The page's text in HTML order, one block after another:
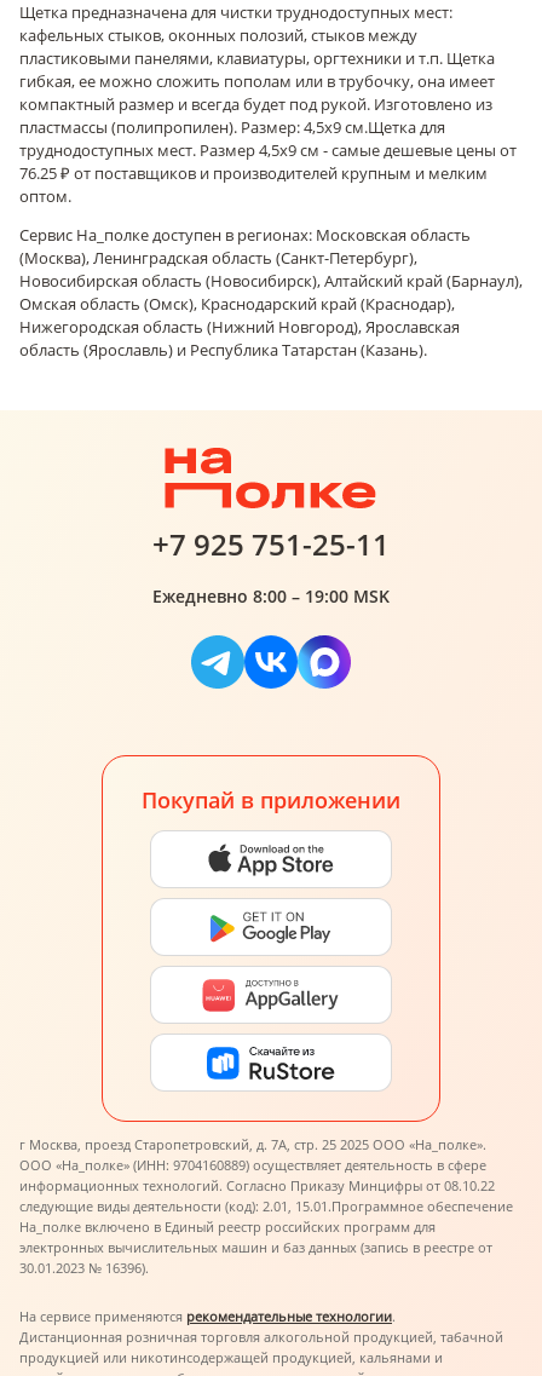
Щетка предназначена для чистки труднодоступных мест:
кафельных стыков, оконных полозий, стыков между
пластиковыми панелями, клавиатуры, оргтехники и т.п. Щетка
гибкая, ее можно сложить пополам или в трубочку, она имеет
компактный размер и всегда будет под рукой. Изготовлено из
пластмассы (полипропилен). Размер: 4,5х9 см.Щетка для
труднодоступных мест. Размер 4,5х9 см - самые дешевые цены от
76.25 ₽ от поставщиков и производителей крупным и мелким
оптом.
Сервис На_полке доступен в регионах: Московская область
(Москва), Ленинградская область (Санкт-Петербург),
Новосибирская область (Новосибирск), Алтайский край (Барнаул),
Омская область (Омск), Краснодарский край (Краснодар),
Нижегородская область (Нижний Новгород), Ярославская
область (Ярославль) и Республика Татарстан (Казань).
+7 925 751-25-11
Ежедневно 8:00 – 19:00 MSK
Покупай в приложении
г Москва, проезд Старопетровский, д. 7А, стр. 25 2025 ООО «На_полке».
ООО «На_полке» (ИНН: 9704160889) осуществляет деятельность в сфере
информационных технологий. Согласно Приказу Минцифры от 08.10.22
следующие виды деятельности (код): 2.01, 15.01.Программное обеспечение
На_полке включено в Единый реестр российских программ для
электронных вычислительных машин и баз данных (запись в реестре от
30.01.2023 № 16396).
На сервисе применяются рекомендательные технологии.
Дистанционная розничная торговля алкогольной продукцией, табачной
продукцией или никотинсодержащей продукцией, кальянами и